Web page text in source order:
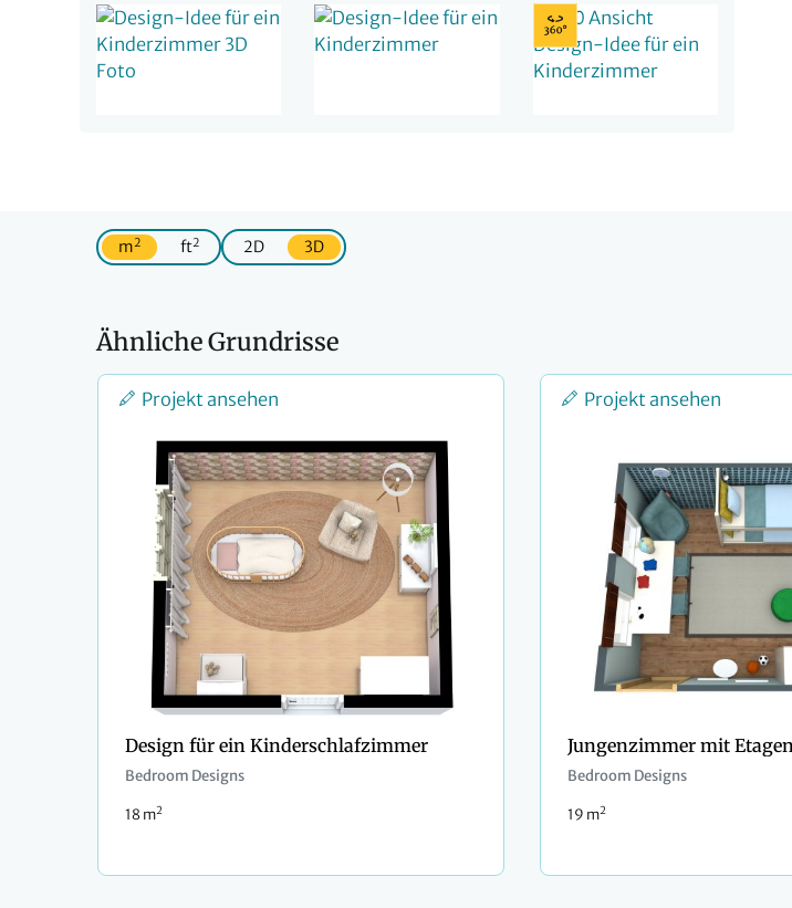
m2 ft2 2D 3D
Ähnliche Grundrisse
Projekt ansehen
Design für ein Kinderschlafzimmer
Bedroom Designs
18 m2
Projekt ansehen
Jungenzimmer mit
Bedroom Designs
19 m2